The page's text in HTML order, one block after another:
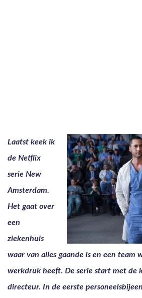
Laatst keek ik
de Netflix
serie New
Amsterdam.
Het gaat over
een
ziekenhuis
waar van alles gaande is en een team
werkdruk heeft. De serie start met de
directeur. In de eerste